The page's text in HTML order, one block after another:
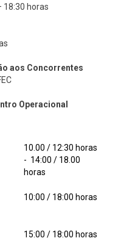
18:30 horas
aos Concorrentes
Operacional
10.00 / 12:30 horas
- 14:00 / 18.00
horas
10:00 / 18:00 horas
15:00 / 18:00 horas